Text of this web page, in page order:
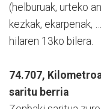
(helburuak, urteko
kezkak, ekarpenak,
hilaren 13ko bilera.
74.707,
saritu berria